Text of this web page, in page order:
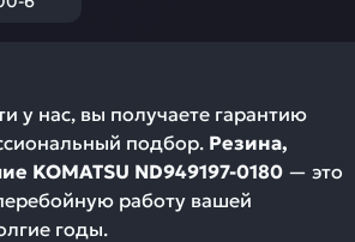
у нас, вы получаете гарантию
подбор. Резина,
KOMATSU ND949197-0180 — это
работу вашей
годы.